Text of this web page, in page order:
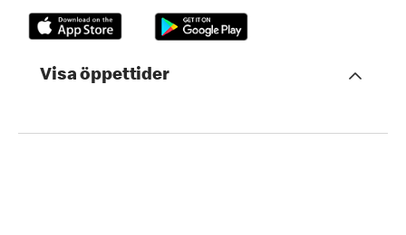
Visa öppettider